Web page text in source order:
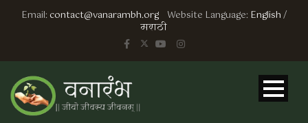
Email:contact@vanarambh.org Website Language: English/
मराठी